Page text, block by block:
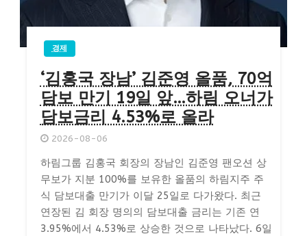
경제
‘김홍국 장남’ 김준영 올품, 70억
담보 만기 19일 앞…하림 오너가
담보금리 4.53%로 올라
2026-08-06
하림그룹 김홍국 회장의 장남인 김준영 팬오션 상
무보가 지분 100%를 보유한 올품의 하림지주 주
식 담보대출 만기가 이달 25일로 다가왔다. 최근
연장된 김 회장 명의의 담보대출 금리는 기존 연
3.95%에서 4.53%로 상승한 것으로 나타났다. 6일